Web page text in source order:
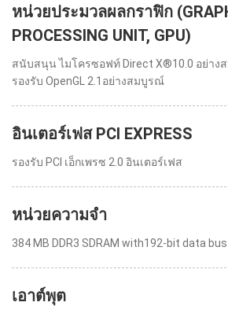
หน่วยประมวลผลกราฟิก
PROCESSING UNIT, GPU)
สนับสนุน ไมโครซอฟท์ Direct X®10.0 อย่าง
รองรับ OpenGL 2.1อย่างสมบูรณ์
อินเตอร์เฟส PCI EXPRESS
รองรับ PCI เอ็กเพรซ 2.0 อินเตอร์เฟส
หน่วยความจำ
384 MB DDR3 SDRAM with192-bit data bus
เอาต์พุต